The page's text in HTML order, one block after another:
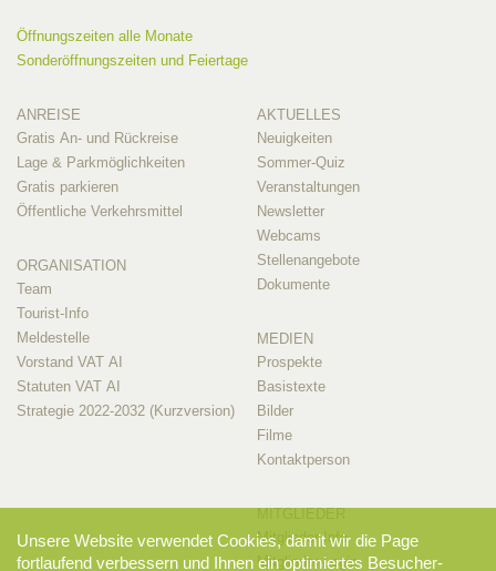
Öffnungszeiten alle Monate
Sonderöffnungszeiten und Feiertage
ANREISE
Gratis An- und Rückreise
Lage & Parkmöglichkeiten
Gratis parkieren
Öffentliche Verkehrsmittel
ORGANISATION
Team
Tourist-Info
Meldestelle
Vorstand VAT AI
Statuten VAT AI
Strategie 2022-2032 (Kurzversion)
AKTUELLES
Neuigkeiten
Sommer-Quiz
Veranstaltungen
Newsletter
Webcams
Stellenangebote
Dokumente
MEDIEN
Prospekte
Basistexte
Bilder
Filme
Kontaktperson
Mitglieder-Info
Mitglieder-Login
Unsere Website verwendet Cookies, damit wir die Page
fortlaufend verbessern und Ihnen ein optimiertes Besucher-